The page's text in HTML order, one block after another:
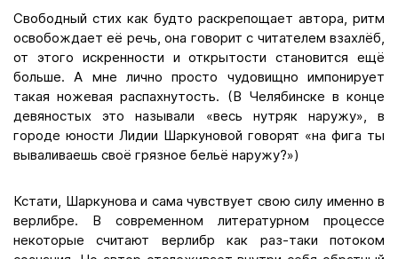
Свободный стих как будто раскрепощает автора, ритм
освобождает её речь, она говорит с читателем взахлёб,
от этого искренности и открытости становится ещё
больше. А мне лично просто чудовищно импонирует
такая ножевая распахнутость. (В Челябинске в конце
девяностых это называли «весь нутряк наружу», в
городе юности Лидии Шаркуновой говорят «на фига ты
вываливаешь своё грязное бельё наружу?»)
Кстати, Шаркунова и сама чувствует свою силу именно в
верлибре. В современном литературном процессе
некоторые считают верлибр как раз-таки потоком